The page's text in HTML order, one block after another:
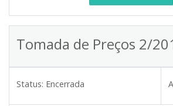
Tomada de Preços 2/
Status: Encerrada